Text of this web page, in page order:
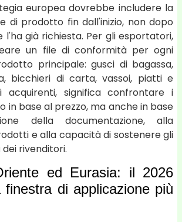
europea dovrebbe includere la
di prodotto fin dall'inizio, non dopo
l'ha già richiesta. Per gli esportatori,
un file di conformità per ogni
principale: gusci di bagassa,
bicchieri di carta, vassoi, piatti e
acquirenti, significa confrontare i
in base al prezzo, ma anche in base
della documentazione, alla
e alla capacità di sostenere gli
rivenditori.
ed Eurasia: il 2026
finestra di applicazione più